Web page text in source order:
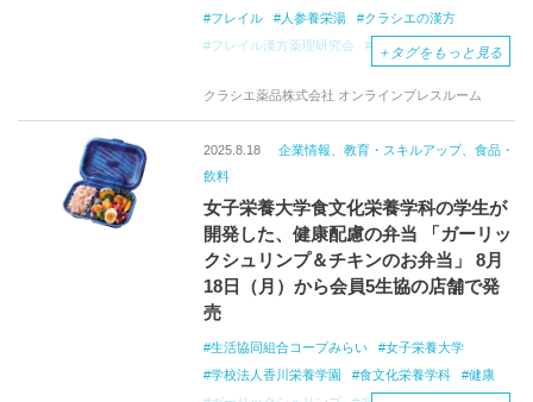
フレイル
人参養栄湯
クラシエの漢方
フレイル漢方薬理研究会
健康 長寿
＋ タグをもっと見る
クラシエ薬品株式会社 オンラインプレスルーム
2025.8.18
企業情報、教育・スキルアップ、食品・
飲料
女子栄養大学食文化栄養学科の学生が
開発した、健康配慮の弁当 「ガーリッ
クシュリンプ＆チキンのお弁当」 8月
18日（月）から会員5生協の店舗で発
売
生活協同組合コープみらい
女子栄養大学
学校法人香川栄養学園
食文化栄養学科
健康